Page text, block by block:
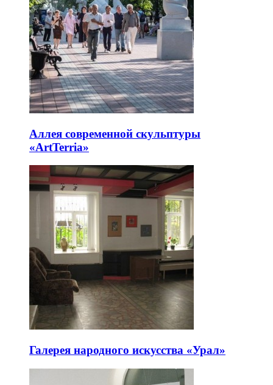
Аллея современной скульптуры
«ArtTerria»
Галерея народного искусства «Урал»